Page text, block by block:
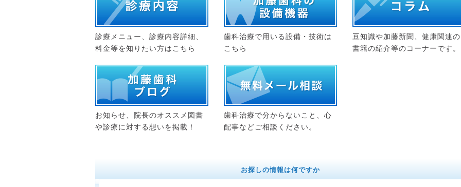
診療メニュー、診療内容詳細、
料金等を知りたい方はこちら
歯科治療で用いる設備・技術は
こちら
豆知識や加藤新聞、健康関連の
書籍の紹介等のコーナーです。
お知らせ、院長のオススメ図書
や診療に対する想いを掲載！
歯科治療で分からないこと、心
配事などご相談ください。
お探しの情報は何ですか